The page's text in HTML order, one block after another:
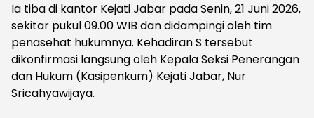
‎Ia tiba di kantor Kejati Jabar pada Senin, 21 Juni 2026,
sekitar pukul 09.00 WIB dan didampingi oleh tim
penasehat hukumnya. Kehadiran S tersebut
dikonfirmasi langsung oleh Kepala Seksi Penerangan
dan Hukum (Kasipenkum) Kejati Jabar, Nur
Sricahyawijaya.